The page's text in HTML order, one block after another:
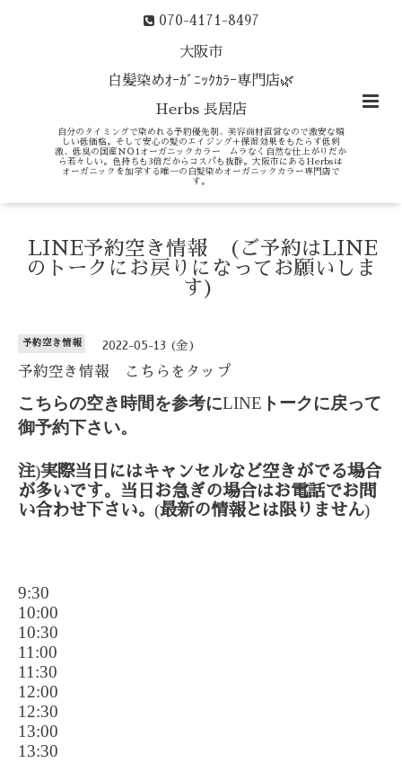
070-4171-8497
大阪市
白髪染めｵｰｶﾞﾆｯｸｶﾗｰ専門店🌿
Herbs 長居店
自分のタイミングで染めれる予約優先制、美容商材直営なので激安な嬉
しい低価格。そして安心の髪のエイジング＋保湿効果をもたらす低刺
激、低臭の国産ＮＯ1オーガニックカラー ムラなく自然な仕上がりだか
ら若々しい。色持ちも3倍だからコスパも抜群。大阪市にあるHerbsは
オーガニックを加学する唯一の白髪染めオーガニックカラー専門店で
す。
LINE予約空き情報 (ご予約はLINE
のトークにお戻りになってお願いしま
す)
予約空き情報 2022-05-13 (金)
予約空き情報 こちらをタップ
こちらの空き時間を参考にLINE トークに戻って
御予約下さい。
注)実際当日にはキャンセルなど空きがでる場合
が多いです。当日お急ぎの場合はお電話でお問
い合わせ下さい。 (最新の情報とは限りません)
9:30
10:00
10:30
11:00
11:30
12:00
12:30
13:00
13:30